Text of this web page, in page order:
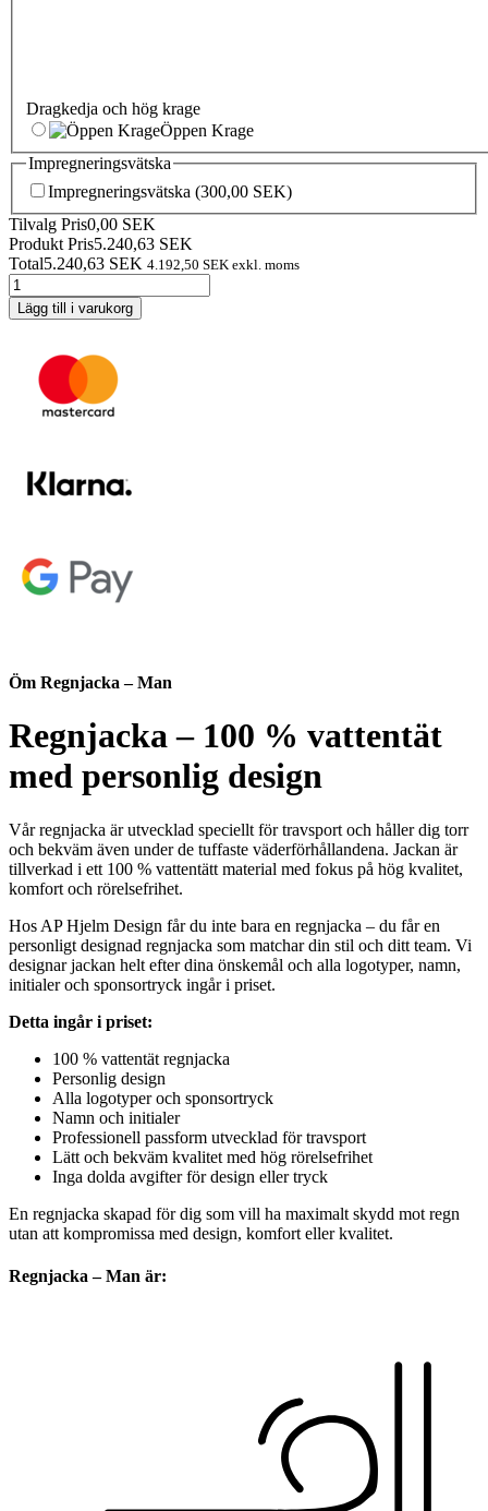
Dragkedja och hög krage
Öppen Krage
Impregneringsvätska
Impregneringsvätska (300,00 SEK)
Tilvalg Pris0,00 SEK
Produkt Pris5.240,63 SEK
Total5.240,63 SEK 4.192,50 SEK exkl. moms
Regnjacka
-
Man
Lägg till i varukorg
Öm Regnjacka – Man
Regnjacka – 100 % vattentät
med personlig design
Vår regnjacka är utvecklad speciellt för travsport och håller dig torr
och bekväm även under de tuffaste väderförhållandena. Jackan är
tillverkad i ett 100 % vattentätt material med fokus på hög kvalitet,
komfort och rörelsefrihet.
Hos AP Hjelm Design får du inte bara en regnjacka – du får en
personligt designad regnjacka som matchar din stil och ditt team. Vi
designar jackan helt efter dina önskemål och alla logotyper, namn,
initialer och sponsortryck ingår i priset.
Detta ingår i priset:
100 % vattentät regnjacka
Personlig design
Alla logotyper och sponsortryck
Namn och initialer
Professionell passform utvecklad för travsport
Lätt och bekväm kvalitet med hög rörelsefrihet
Inga dolda avgifter för design eller tryck
En regnjacka skapad för dig som vill ha maximalt skydd mot regn
utan att kompromissa med design, komfort eller kvalitet.
Regnjacka – Man är: